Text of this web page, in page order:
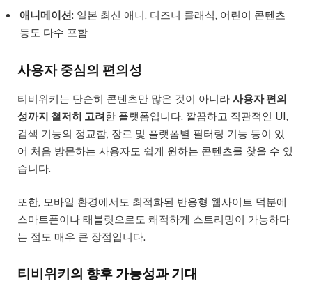
애니메이션: 일본 최신 애니, 디즈니 클래식, 어린이 콘텐츠
등도 다수 포함
사용자 중심의 편의성
티비위키는 단순히 콘텐츠만 많은 것이 아니라 사용자 편의
성까지 철저히 고려한 플랫폼입니다. 깔끔하고 직관적인 UI,
검색 기능의 정교함, 장르 및 플랫폼별 필터링 기능 등이 있
어 처음 방문하는 사용자도 쉽게 원하는 콘텐츠를 찾을 수 있
습니다.
또한, 모바일 환경에서도 최적화된 반응형 웹사이트 덕분에
스마트폰이나 태블릿으로도 쾌적하게 스트리밍이 가능하다
는 점도 매우 큰 장점입니다.
티비위키의 향후 가능성과 기대